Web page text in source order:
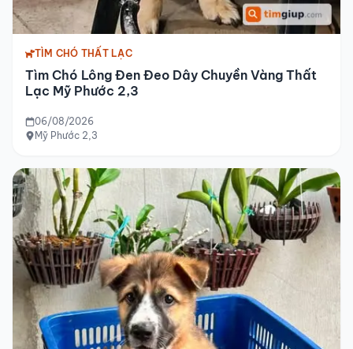
TÌM CHÓ THẤT LẠC
Tìm Chó Lông Đen Đeo Dây Chuyền Vàng Thất
Lạc Mỹ Phước 2,3
06/08/2026
Mỹ Phước 2,3